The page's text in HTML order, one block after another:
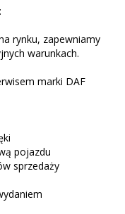
rynku, zapewniamy
warunkach.
marki DAF
pojazdu
sprzedaży